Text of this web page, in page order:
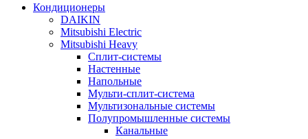
Кондиционеры
DAIKIN
Mitsubishi Electric
Mitsubishi Heavy
Сплит-системы
Настенные
Напольные
Мульти-сплит-система
Мультизональные системы
Полупромышленные системы
Канальные